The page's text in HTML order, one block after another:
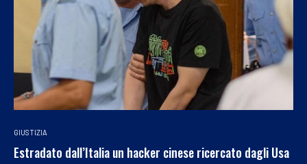
GIUSTIZIA
Estradato dall’Italia un hacker cinese ricercato dagli Usa